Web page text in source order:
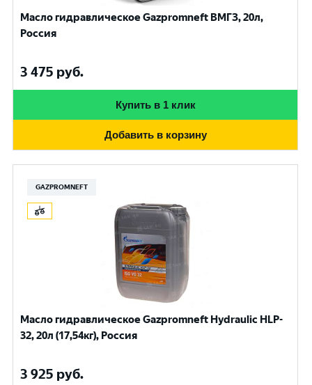
Масло гидравлическое Gazpromneft ВМГЗ, 20л,
Россия
3 475 руб.
Купить в 1 клик
Добавить в корзину
GAZPROMNEFT
Масло гидравлическое Gazpromneft Hydraulic HLP-
32, 20л (17,54кг), Россия
3 925 руб.